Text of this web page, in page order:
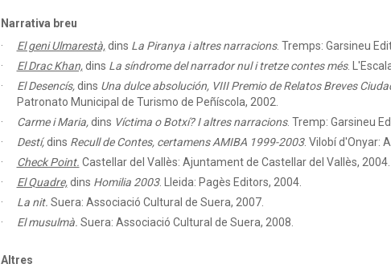
Narrativa breu
El geni Ulmarestà, dins La Piranya i altres narracions. Tremps: Garsineu
El Drac Khan, dins La síndrome del narrador nul i tretze contes més.
El Desencís,dins Una dulce absolución, VIII Premio de Relatos Breves
Patronato Municipal de Turismo de Peñíscola, 2002.
Carme i Maria,dins Víctima o Botxí? I altres narracions. Tremp: Garsineu
Destí,dins Recull de Contes, certamens AMIBA 1999-2003. Vilobí d'Onyar:
Check Point. Castellar del Vallès: Ajuntament de Castellar del Vallès, 2004.
El Quadre, dins Homilia 2003. Lleida: Pagès Editors, 2004.
La nit. Suera: Associació Cultural de Suera, 2007.
El musulmà. Suera: Associació Cultural de Suera, 2008.
Altres